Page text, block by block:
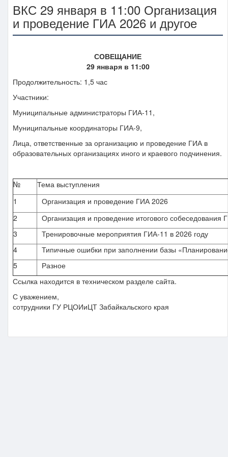
ВКС 29 января в 11:00 Организация
и проведение ГИА 2026 и другое
СОВЕЩАНИЕ
29 января в 11:00
Продолжительность: 1,5 час
Участники:
Муниципальные администраторы ГИА-11,
Муниципальные координаторы ГИА-9,
Лица, ответственные за организацию и проведение ГИА в
образовательных организациях иного и краевого подчинения.
№
Тема выступления
1
Организация и проведение ГИА 2026
2
Организация и проведение итогового собеседования
3
Тренировочные мероприятия ГИА-11 в 2026 году
4
Типичные ошибки при заполнении базы
5
Разное
Ссылка находится в техническом разделе сайта.
С уважением,
сотрудники ГУ РЦОИиЦТ Забайкальского края